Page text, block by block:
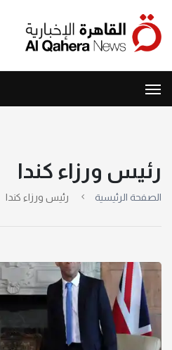
رئيس ورزاء كندا
الصفحة الرئيسية رئيس ورزاء كندا